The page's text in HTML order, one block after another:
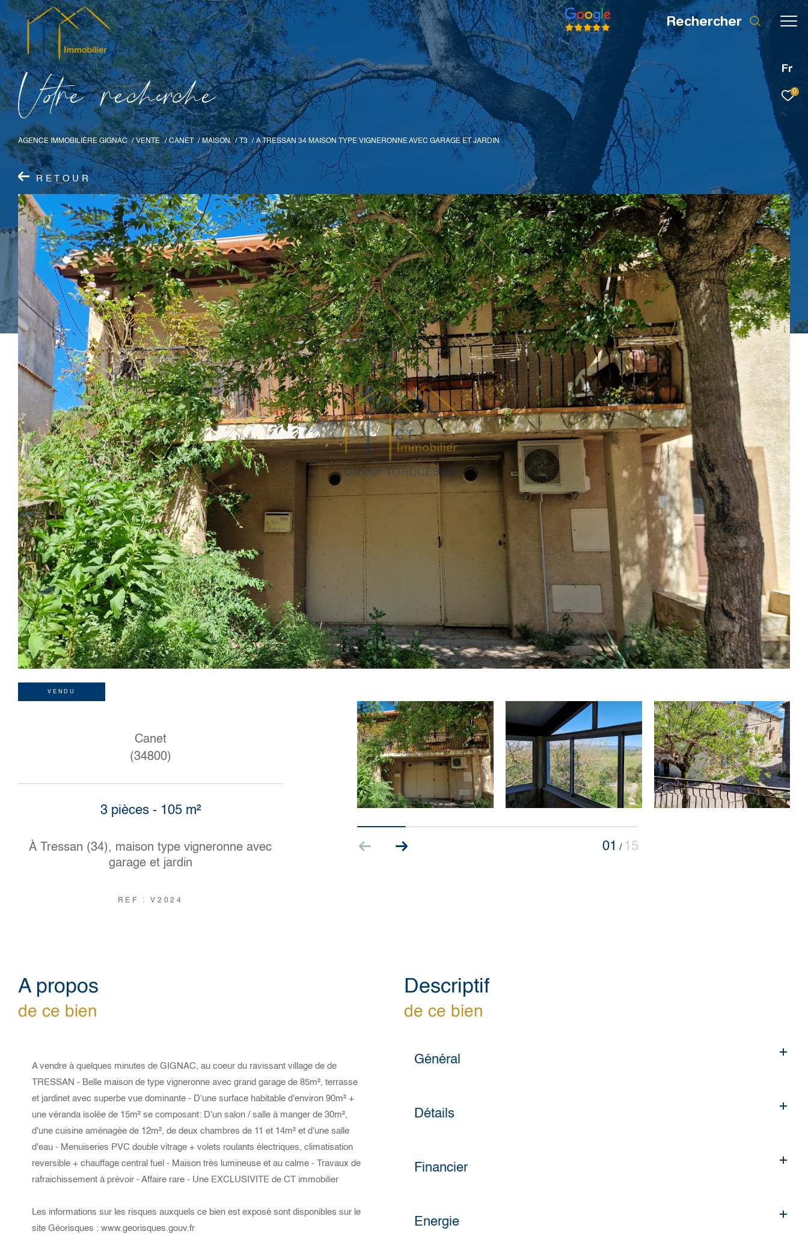
Fr
0
rechercher
Vore recece
AGENCE IMMOBILIÈRE GIGNAC VENTE CANET MAISON T3 A TRESSAN 34 MAISON TYPE VIGNERONNE AVEC GARAGE ET JARDIN
RETOUR
VENDU
01 / 15
Canet
(34800)
3 pièces - 105 m²
À Tressan (34), maison type vigneronne avec
garage et jardin
REF : V2024
a propos
de ce bien
A vendre à quelques minutes de GIGNAC, au coeur du ravissant village de de
TRESSAN - Belle maison de type vigneronne avec grand garage de 85m², terrasse
et jardinet avec superbe vue dominante - D'une surface habitable d'environ 90m² +
une véranda isolée de 15m² se composant: D'un salon / salle à manger de 30m²,
d'une cuisine aménagée de 12m², de deux chambres de 11 et 14m² et d'une salle
d'eau - Menuiseries PVC double vitrage + volets roulants électriques, climatisation
reversible + chauffage central fuel - Maison très lumineuse et au calme - Travaux de
rafraichissement à prévoir - Affaire rare - Une EXCLUSIVITE de CT immobilier
Les informations sur les risques auxquels ce bien est exposé sont disponibles sur le
site Géorisques : www.georisques.gouv.fr
descriptif
de ce bien
Général
Détails
Financier
Energie